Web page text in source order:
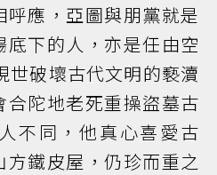
應，亞圖與朋黨就是
下的人，亦是任由空
世破壞古代文明的褻瀆
陀地老死重操盜墓古
不同，他真心喜愛古
鐵皮屋，仍珍而重之